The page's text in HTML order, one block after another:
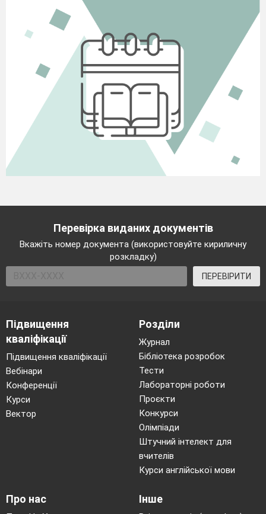
Перевірка виданих документів
Вкажіть номер документа (використовуйте кириличну
розкладку)
ПЕРЕВІРИТИ
Підвищення
кваліфікації
Підвищення кваліфікації
Вебінари
Конференції
Курси
Вектор
Розділи
Журнал
Бібліотека розробок
Тести
Лабораторні роботи
Проєкти
Конкурси
Олімпіади
Штучний інтелект для
вчителів
Курси англійської мови
Про нас Інше